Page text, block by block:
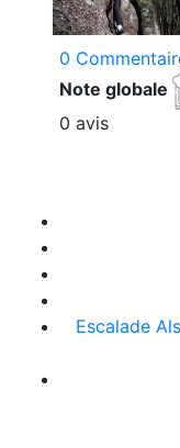
0
Note globale
0 avis
Escalade